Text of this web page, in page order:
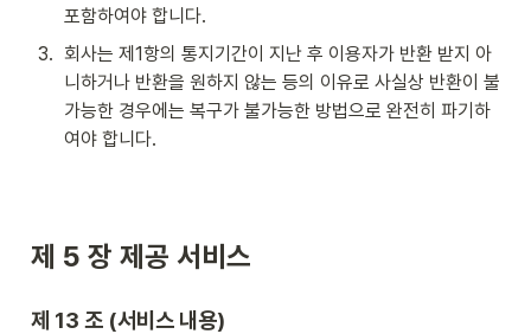
포함하여야 합니다.
3. 회사는 제1항의 통지기간이 지난 후 이용자가 반환 받지 아
니하거나 반환을 원하지 않는 등의 이유로 사실상 반환이 불
가능한 경우에는 복구가 불가능한 방법으로 완전히 파기하
여야 합니다.
제 5 장 제공 서비스
제 13 조 (서비스 내용)